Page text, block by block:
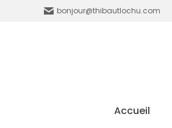
bonjour@thibautlochu.com
Accueil